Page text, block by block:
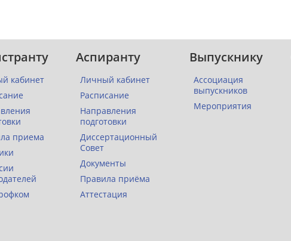
кабинет
приема
Аспиранту
Личный кабинет
Расписание
Направления
подготовки
Диссертационный
Совет
Документы
Правила приёма
Аттестация
Выпускнику
Ассоциация
выпускников
Мероприятия